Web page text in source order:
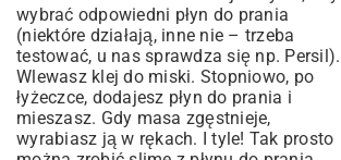
wybrać odpowiedni płyn do prania
(niektóre działają, inne nie – trzeba
testować, u nas sprawdza się np. Persil).
Wlewasz klej do miski. Stopniowo, po
łyżeczce, dodajesz płyn do prania i
mieszasz. Gdy masa zgęstnieje,
wyrabiasz ją w rękach. I tyle! Tak prosto